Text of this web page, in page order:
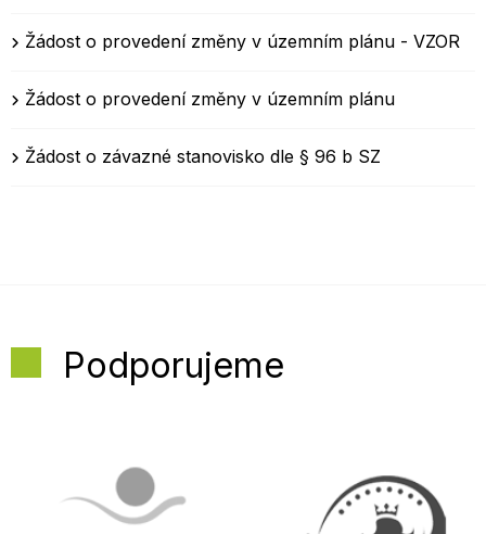
Žádost o provedení změny v územním plánu - VZOR
Žádost o provedení změny v územním plánu
Žádost o závazné stanovisko dle § 96 b SZ
Podporujeme